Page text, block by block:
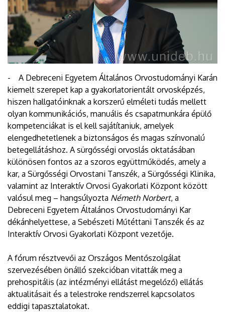
- A Debreceni Egyetem Általános Orvostudományi Karán
kiemelt szerepet kap a gyakorlatorientált orvosképzés,
hiszen hallgatóinknak a korszerű elméleti tudás mellett
olyan kommunikációs, manuális és csapatmunkára épülő
kompetenciákat is el kell sajátítaniuk, amelyek
elengedhetetlenek a biztonságos és magas színvonalú
betegellátáshoz. A sürgősségi orvoslás oktatásában
különösen fontos az a szoros együttműködés, amely a
kar, a Sürgősségi Orvostani Tanszék, a Sürgősségi Klinika,
valamint az Interaktív Orvosi Gyakorlati Központ között
valósul meg – hangsúlyozta Németh Norbert, a
Debreceni Egyetem Általános Orvostudományi Kar
dékánhelyettese, a Sebészeti Műtéttani Tanszék és az
Interaktív Orvosi Gyakorlati Központ vezetője.
A fórum résztvevői az Országos Mentőszolgálat
szervezésében önálló szekcióban vitatták meg a
prehospitális (az intézményi ellátást megelőző) ellátás
aktualitásait és a telestroke rendszerrel kapcsolatos
eddigi tapasztalatokat.